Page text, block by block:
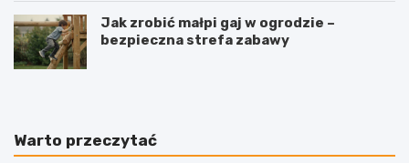
Jak zrobić małpi gaj w ogrodzie –
bezpieczna strefa zabawy
Warto przeczytać